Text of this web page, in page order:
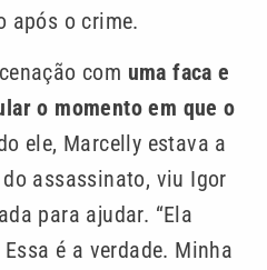
após o crime.
com uma faca e
o momento em que o
ele, Marcelly estava a
assassinato, viu Igor
para ajudar. “Ela
é a verdade. Minha